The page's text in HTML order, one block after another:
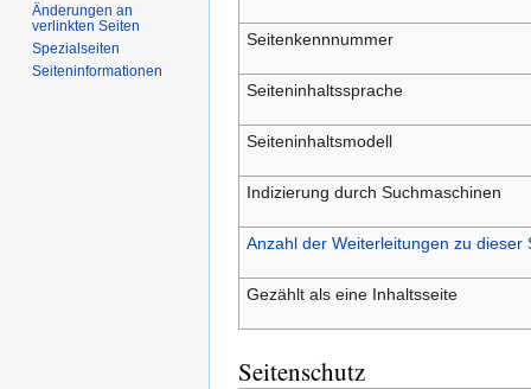
Seitenkennnummer
Seiteninhaltssprache
Seiteninhaltsmodell
Indizierung durch Suchmaschinen
Anzahl der Weiterleitungen zu dieser
Gezählt als eine Inhaltsseite
Seitenschutz
Änderungen an
verlinkten Seiten
Spezialseiten
Seiten­­informationen